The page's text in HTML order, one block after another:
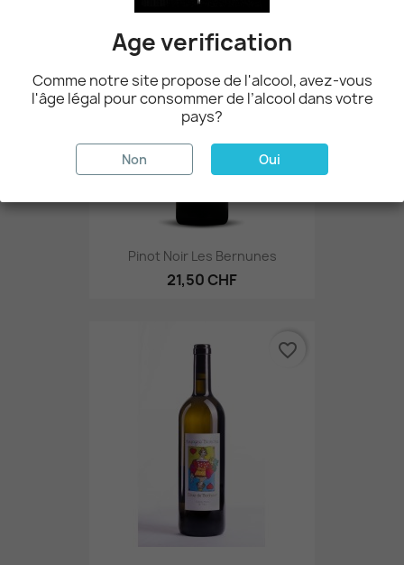
Pinot Noir Les Bernunes
21,50 CHF
favorite_border
favorite_border
Age verification
Comme notre site propose de l'alcool, avez-vous
l'âge légal pour consommer de l’alcool dans votre
pays?
Non Oui